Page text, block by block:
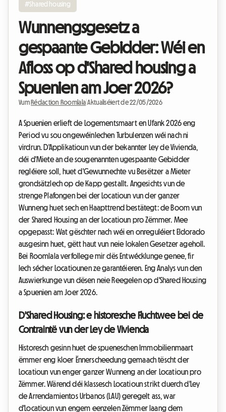
#Shared housing
Wunnengsgesetz a
gespaante Gebidder: Wéi en
Afloss op d'Shared housing a
Spuenien am Joer 2026?
Vum Rédaction Roomlala |Aktualiséiert de 22/05/2026
A Spuenien erlieft de Logementsmaart en Ufank 2026 eng
Period vu sou ongewéinlechen Turbulenzen wéi nach ni
virdrun. D'Applikatioun vun der bekannter Ley de Vivienda,
déi d'Miete an de sougenannten ugespaante Gebidder
regléiere soll, huet d'Gewunnechte vu Besëtzer a Mieter
grondsätzlech op de Kapp gestallt. Angesichts vun de
strenge Plafongen bei der Locatioun vun der ganzer
Wunneng huet sech en Haapttrend bestätegt: de Boom vun
der Shared Housing an der Locatioun pro Zëmmer. Mee
opgepasst: Wat gëschter nach wéi en onreguléiert Eldorado
ausgesinn huet, gëtt haut vun neie lokalen Gesetzer ageholl.
Bei Roomlala verfollege mir dës Entwécklunge genee, fir
Iech sécher Locatiounen ze garantéieren. Eng Analys vun den
Auswierkunge vun dësen neie Reegelen op d'Shared Housing
a Spuenien am Joer 2026.
D'Shared Housing: e historesche Fluchtwee bei de
Contraintë vun der Ley de Vivienda
Historesch gesinn huet de spueneschen Immobilienmaart
ëmmer eng kloer Ënnerscheedung gemaach tëscht der
Locatioun vun enger ganzer Wunneng an der Locatioun pro
Zëmmer. Wärend déi klassesch Locatioun strikt duerch d'Ley
de Arrendamientos Urbanos (LAU) geregelt ass, war
d'Locatioun vun engem eenzelen Zëmmer laang dem